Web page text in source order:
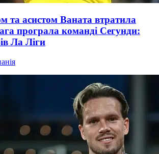
та асистом Ваната втратила
програла команді Сегунди:
Ла Ліги